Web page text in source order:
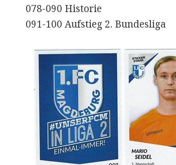
078-090 Historie
091-100 Aufstieg 2. Bundesliga